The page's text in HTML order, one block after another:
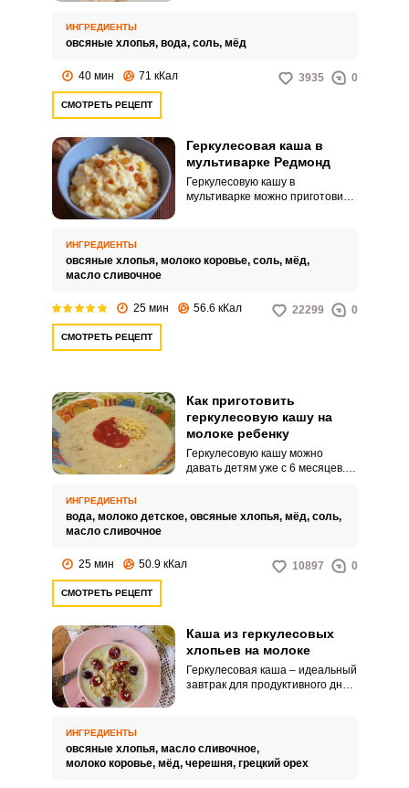
обеда.
ИНГРЕДИЕНТЫ
овсяные хлопья, вода, соль, мёд
40 мин 71 кКал 3935 0
СМОТРЕТЬ РЕЦЕПТ
Геркулесовая каша в
мультиварке Редмонд
Геркулесовую кашу в
мультиварке можно приготовить
сытное блюдо.
ИНГРЕДИЕНТЫ
овсяные хлопья, молоко коровье, соль, мёд,
масло сливочное
25 мин 56.6 кКал 22299 0
СМОТРЕТЬ РЕЦЕПТ
Как приготовить
геркулесовую кашу на
молоке ребенку
Геркулесовую кашу можно
давать детям уже с 6 месяцев.
ИНГРЕДИЕНТЫ
вода, молоко детское, овсяные хлопья, мёд, соль,
масло сливочное
25 мин 50.9 кКал 10897 0
СМОТРЕТЬ РЕЦЕПТ
Каша из геркулесовых
хлопьев на молоке
Геркулесовая каша – идеальный
завтрак для продуктивного дня.
ИНГРЕДИЕНТЫ
овсяные хлопья, масло сливочное,
молоко коровье, мёд, черешня, грецкий орех